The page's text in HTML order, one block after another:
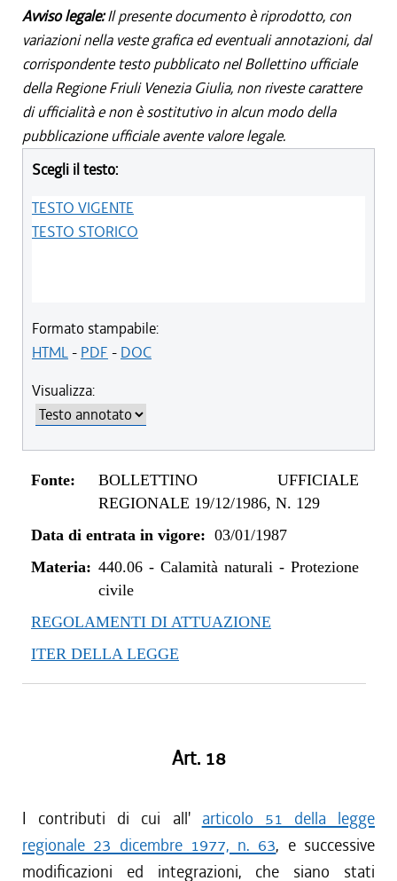
Avviso legale:Il presente documento è riprodotto, con
variazioni nella veste grafica ed eventuali annotazioni, dal
corrispondente testo pubblicato nel Bollettino ufficiale
della Regione Friuli Venezia Giulia, non riveste carattere
di ufficialità e non è sostitutivo in alcun modo della
pubblicazione ufficiale avente valore legale.
Scegli il testo:
TESTO VIGENTE
TESTO STORICO
Formato stampabile:
HTML- PDF - DOC
Visualizza:
Fonte:
BOLLETTINO UFFICIALE
REGIONALE 19/12/1986, N. 129
Data di entrata in vigore: 03/01/1987
Materia: 440.06- Calamità naturali - Protezione
civile
REGOLAMENTI DI ATTUAZIONE
ITER DELLA LEGGE
Art. 18
I contributi di cui all' articolo 51 della legge
regionale 23 dicembre 1977, n. 63, e successive
modificazioni ed integrazioni, che siano stati